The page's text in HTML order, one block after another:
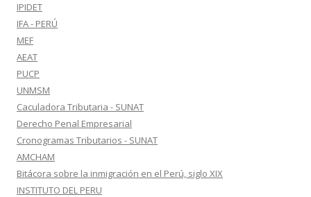
IPIDET
IFA - PERÚ
MEF
AEAT
PUCP
UNMSM
Caculadora Tributaria - SUNAT
Derecho Penal Empresarial
Cronogramas Tributarios - SUNAT
AMCHAM
Bitácora sobre la inmigración en el Perú, siglo XIX
INSTITUTO DEL PERU